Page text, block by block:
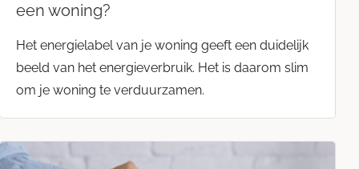
een woning?
Het energielabel van je woning geeft een duidelijk
beeld van het energieverbruik. Het is daarom slim
om je woning te verduurzamen.